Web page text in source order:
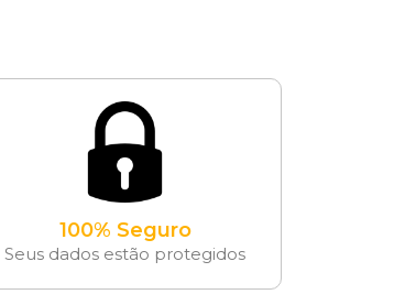
100% Seguro
Seus dados estão protegidos